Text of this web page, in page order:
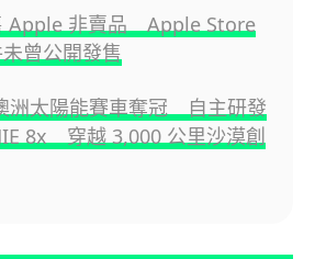
Apple 非賣品 Apple Store
曾公開發售
洲太陽能賽車奪冠 自主研發
8x 穿越 3,000 公里沙漠創